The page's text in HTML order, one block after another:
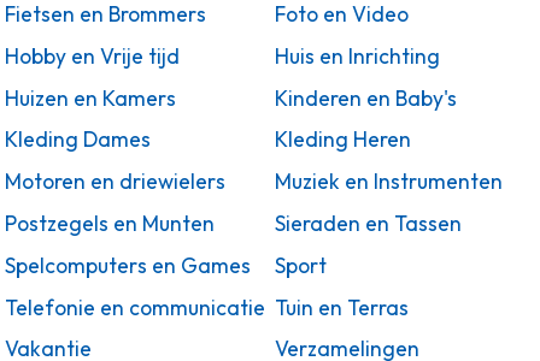
Fietsen en Brommers
Foto en Video
Hobby en Vrije tijd
Huis en Inrichting
Huizen en Kamers
Kinderen en Baby's
Kleding Dames
Kleding Heren
Motoren en driewielers
Muziek en Instrumenten
Postzegels en Munten
Sieraden en Tassen
Spelcomputers en Games
Sport
Telefonie en communicatie Tuin en Terras
Vakantie
Verzamelingen